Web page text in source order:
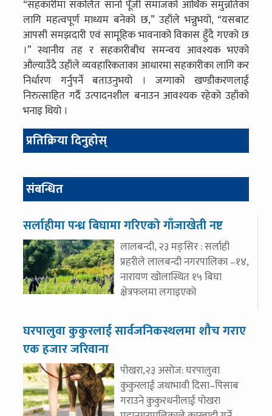
“सहकारीमा संकलित सानो पूँँजी समाजको आर्थिक समुन्नतिका
लागि महत्वपूर्ण माध्यम बनेको छ,” उहाँले भन्नुभयो, “यसबाट
आपसी समझदारी एवं सामूहिक भावनाको विकास हुँदै गएको छ
।” स्थानीय तह र सहकारीबीच समन्वय आवश्यक भएको
औल्याउँदै उहाँले व्यवहारिकताका आधारमा सहकारीका लागि कर
निर्धारण गर्नुपर्ने बताउनुभयो । जग्गाको खण्डीकरणलाई
निरुत्साहित गर्दै उत्पादनशील बनाउन आवश्यक रहेको उहाँको
भनाइ थियो ।
प्रतिक्रिया दिनुहोस्
संबन्धित
सर्लाहीमा पन्ध्र बिघामा गरिएको गाँजाखेती नष्ट
लालबन्दी, २३ मङ्सिर : सर्लाही
प्रहरीले लालबन्दी नगरपालिका –१४,
नारायण खोलास्थित १५ बिघा
क्षेत्रफलमा लगाइएको
घरपालुवा कुकुरलाई सार्वजनिकस्थलमा शौच गराए
एक हजार जरिवाना
पोखरा,२३ असोज: घरपालुवा
कुकुरलाई जथाभावी दिसा–पिसाब
गराउने कुकुरधनीलाई पोखरा